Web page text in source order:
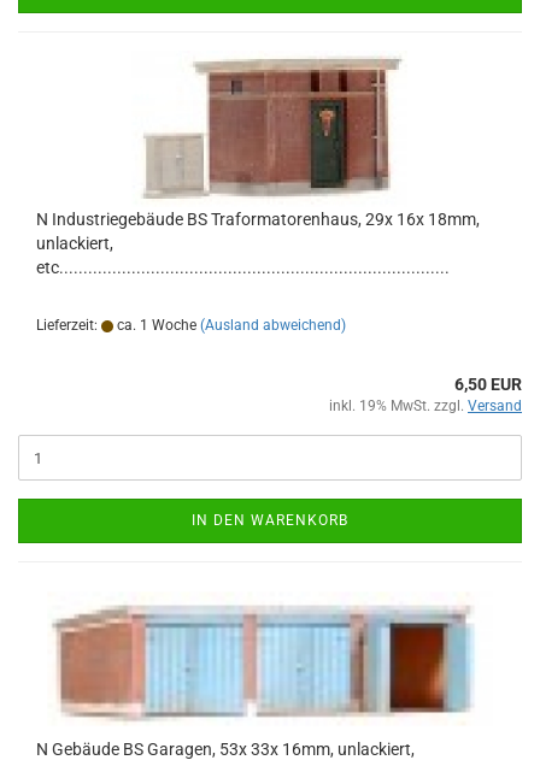
N Industriegebäude BS Traformatorenhaus, 29x 16x 18mm,
unlackiert,
etc.................................................................................
Lieferzeit: ca. 1 Woche (Ausland abweichend)
6,50 EUR
inkl. 19% MwSt. zzgl. Versand
IN DEN WARENKORB
N Gebäude BS Garagen, 53x 33x 16mm, unlackiert,